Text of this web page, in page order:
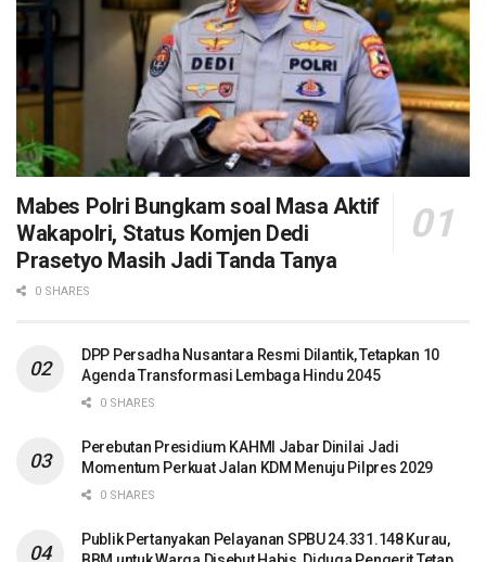
Mabes Polri Bungkam soal Masa Aktif
Wakapolri, Status Komjen Dedi
Prasetyo Masih Jadi Tanda Tanya
0 SHARES
DPP Persadha Nusantara Resmi Dilantik, Tetapkan 10
Agenda Transformasi Lembaga Hindu 2045
0 SHARES
Perebutan Presidium KAHMI Jabar Dinilai Jadi
Momentum Perkuat Jalan KDM Menuju Pilpres 2029
0 SHARES
Publik Pertanyakan Pelayanan SPBU 24.331.148 Kurau,